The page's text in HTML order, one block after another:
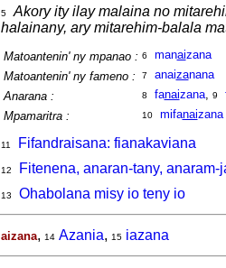
5
Akory ity ilay malaina no
halainany, ary mitarehim-balala
Matoantenin' ny mpanao : 6 manaizana
Matoantenin' ny fameno :
7 anaizanana
Anarana :
8 fanaizana, 9
Mpamaritra :
10 mifanaizana
11
Fifandraisana: fianakaviana
12
Fitenena, anaran-tany,
13 Ohabolana misy io teny io
aizana, 14 Azania, 15 iazana